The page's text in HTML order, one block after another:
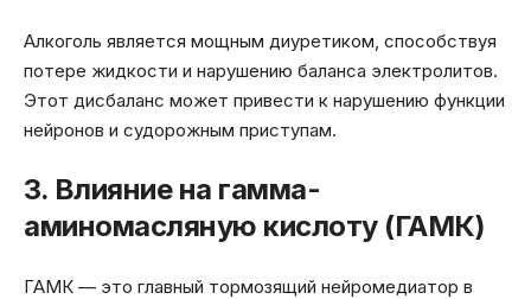
Алкоголь является мощным диуретиком, способствуя
потере жидкости и нарушению баланса электролитов.
Этот дисбаланс может привести к нарушению функции
нейронов и судорожным приступам.
3. Влияние на гамма-
аминомасляную кислоту (ГАМК)
ГАМК — это главный тормозящий нейромедиатор в